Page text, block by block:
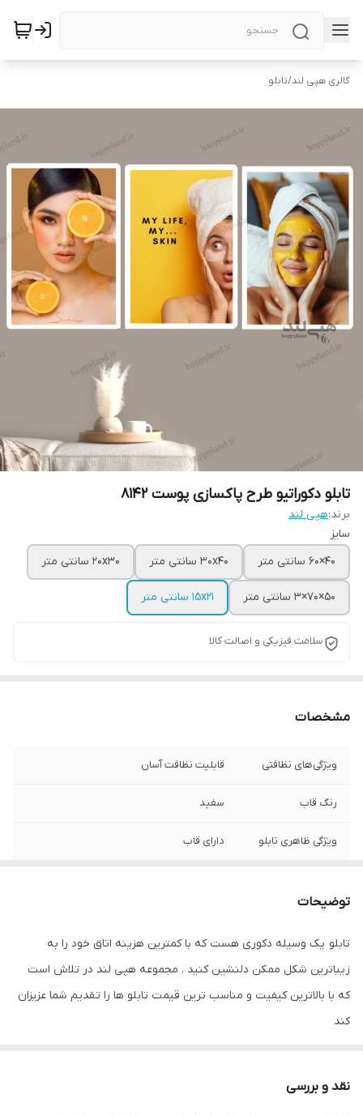
گالری هپی لند/تابلو
تابلو دکوراتیو طرح پاکسازی پوست 8142
برند:هپی لند
سایز
40×60 سانتی متر
30x40 سانتی متر 20x30 سانتی متر
50×70×3 سانتی متر 15x21 سانتی متر
سلامت فیزیکی و اصالت کالا
مشخصات
ویژگی‌های نظافتی قابلیت نظافت آسان
رنگ قاب سفید
ویژگی ظاهری تابلو دارای قاب
تعدادتکه سه تکه
توضیحات
تابلو یک وسیله دکوری هست که با کمترین هزینه اتاق خود را به
زیباترین شکل ممکن دلنشین کنید . مجموعه هپی لند در تلاش است
که با بالاترین کیفیت و مناسب ترین قیمت تابلو ها را تقدیم شما عزیزان
کند
زمان رنگ ان تغییر نمیکند وجنس قاب شمش اریو از نوع بهترین جنس
نقد و بررسی